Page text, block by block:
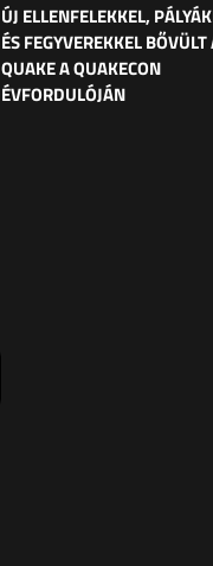
ÚJ ELLENFELEKKEL,
ÉS FEGYVEREKKEL BŐVÜLT
QUAKE A QUAKECON
ÉVFORDULÓJÁN